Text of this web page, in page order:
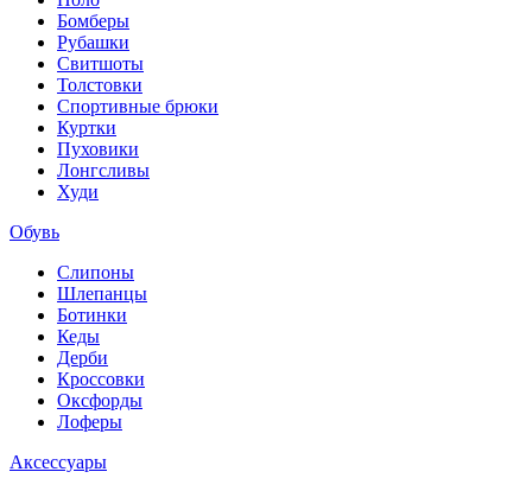
Бомберы
Рубашки
Свитшоты
Толстовки
Спортивные брюки
Куртки
Пуховики
Лонгсливы
Худи
Обувь
Слипоны
Шлепанцы
Ботинки
Кеды
Дерби
Кроссовки
Оксфорды
Лоферы
Аксессуары